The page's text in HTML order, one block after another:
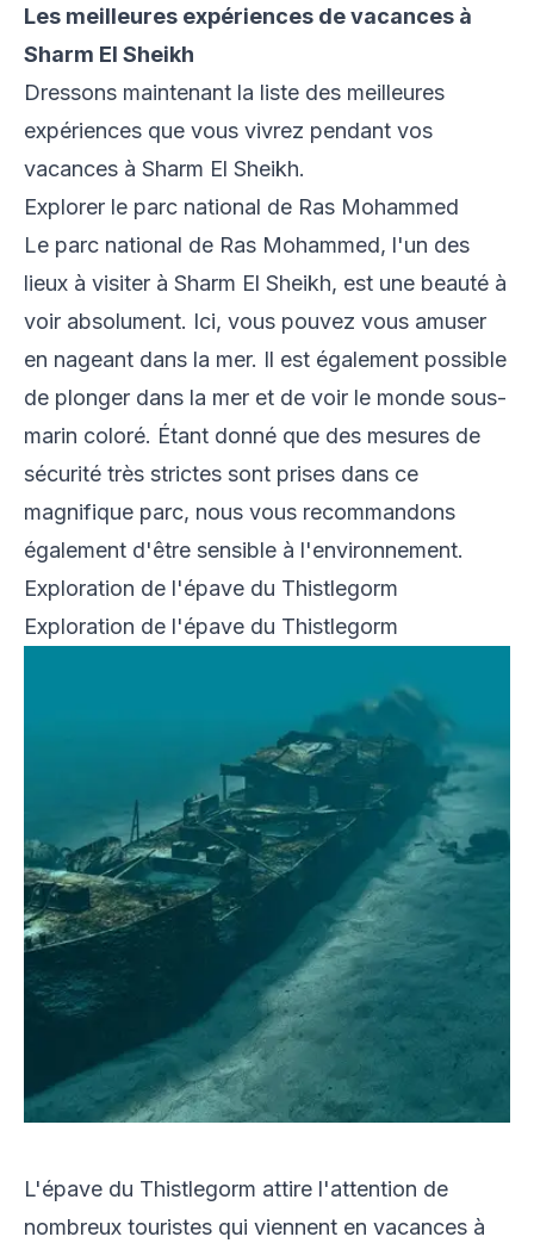
Les meilleures expériences de vacances à
Sharm El Sheikh
Dressons maintenant la liste des meilleures
expériences que vous vivrez pendant vos
vacances à Sharm El Sheikh.
Explorer le parc national de Ras Mohammed
Le parc national de Ras Mohammed, l'un des
lieux à visiter à Sharm El Sheikh, est une beauté à
voir absolument. Ici, vous pouvez vous amuser
en nageant dans la mer. Il est également possible
de plonger dans la mer et de voir le monde sous-
marin coloré. Étant donné que des mesures de
sécurité très strictes sont prises dans ce
magnifique parc, nous vous recommandons
également d'être sensible à l'environnement.
Exploration de l'épave du Thistlegorm
Exploration de l'épave du Thistlegorm
L'épave du Thistlegorm attire l'attention de
nombreux touristes qui viennent en vacances à